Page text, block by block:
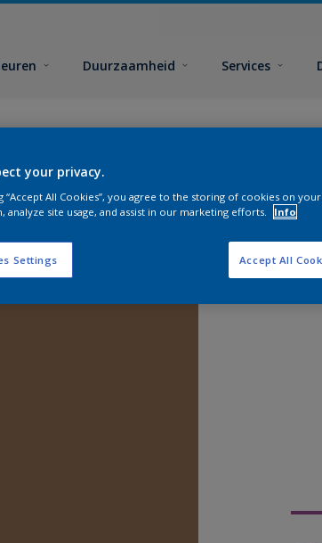
Duurzaamheid Services
your privacy.
“Accept All Cookies”, you agree to the storing of cookies on
analyze site usage, and assist in our marketing efforts.
Info
Settings Accept All